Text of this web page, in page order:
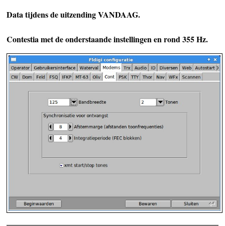
Data tijdens de uitzending VANDAAG.
Contestia met de onderstaande instellingen en rond 355 Hz.